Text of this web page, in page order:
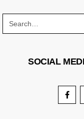
SOCIAL